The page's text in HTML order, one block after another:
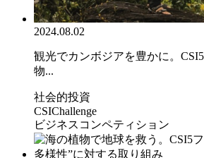
2024.08.02
観光でカンボジアを豊かに。
物...
社会的投資
CSIChallenge
ビジネスコンペティション